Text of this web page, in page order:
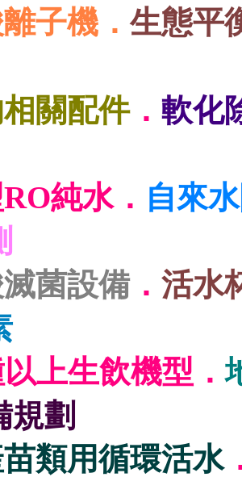
子機．生態平
關配件． 軟化
純水． 自來
菌設備． 活水
上生飲機型．
規劃
類用循環活水